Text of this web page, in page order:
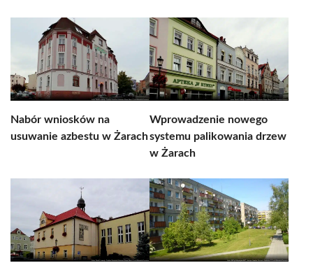
Nabór wniosków na
usuwanie azbestu w Żarach
Wprowadzenie nowego
systemu palikowania drzew
w Żarach